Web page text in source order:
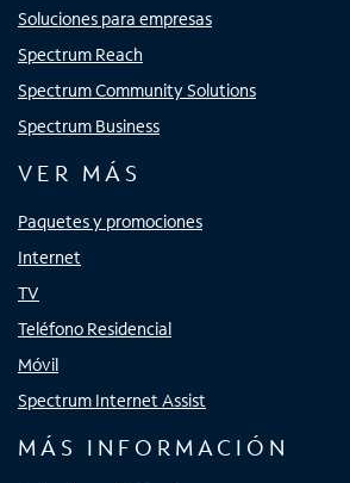
Soluciones para empresas
Spectrum Reach
Spectrum Community Solutions
Spectrum Business
VER MÁS
Paquetes y promociones
Internet
TV
Teléfono Residencial
Móvil
Spectrum Internet Assist
MÁS INFORMACIÓN